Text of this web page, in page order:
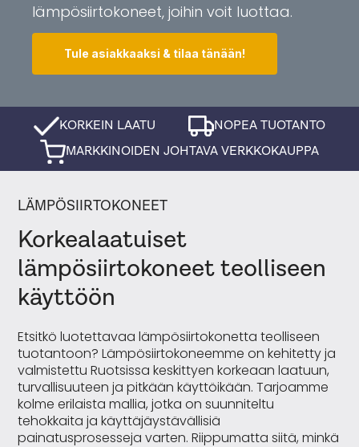
lämpösiirtokoneet, joihin voit luottaa.
Tule asiakkaaksi & tilaa tänään!
KORKEIN LAATU
NOPEA TUOTANTO
MARKKINOIDEN JOHTAVA VERKKOKAUPPA
LÄMPÖSIIRTOKONEET
Korkealaatuiset
lämpösiirtokoneet teolliseen
käyttöön
Etsitkö luotettavaa lämpösiirtokonetta teolliseen
tuotantoon? Lämpösiirtokoneemme on kehitetty ja
valmistettu Ruotsissa keskittyen korkeaan laatuun,
turvallisuuteen ja pitkään käyttöikään. Tarjoamme
kolme erilaista mallia, jotka on suunniteltu
tehokkaita ja käyttäjäystävällisiä
painatusprosesseja varten. Riippumatta siitä, minkä